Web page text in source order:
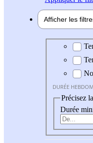
Afficher les
Durée
DURÉE
Précisez
Durée